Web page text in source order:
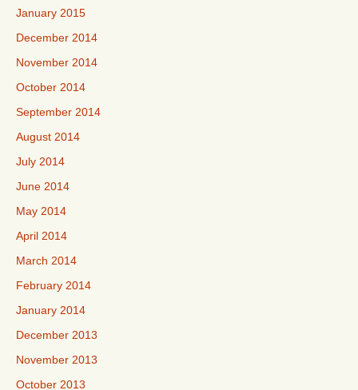
January 2015
December 2014
November 2014
October 2014
September 2014
August 2014
July 2014
June 2014
May 2014
April 2014
March 2014
February 2014
January 2014
December 2013
November 2013
October 2013